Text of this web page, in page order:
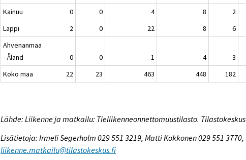
Kainuu
0 0 4 8 2
Lappi
2 0 22 8 6
Ahvenanmaa
- Åland
0 0 1 4 3
Koko maa
22 23 463 448 182
Lähde: Liikenne ja matkailu: Tieliikenneonnettomuustilasto. Tilastokeskus
Lisätietoja: Irmeli Segerholm 029 551 3219, Matti Kokkonen 029 551 3770,
liikenne.matkailu@tilastokeskus.fi